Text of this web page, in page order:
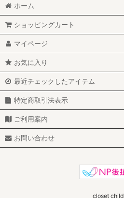
ホーム
ショッピングカート
マイページ
お気に入り
最近チェックしたアイテム
特定商取引法表示
ご利用案内
お問い合わせ
closet child